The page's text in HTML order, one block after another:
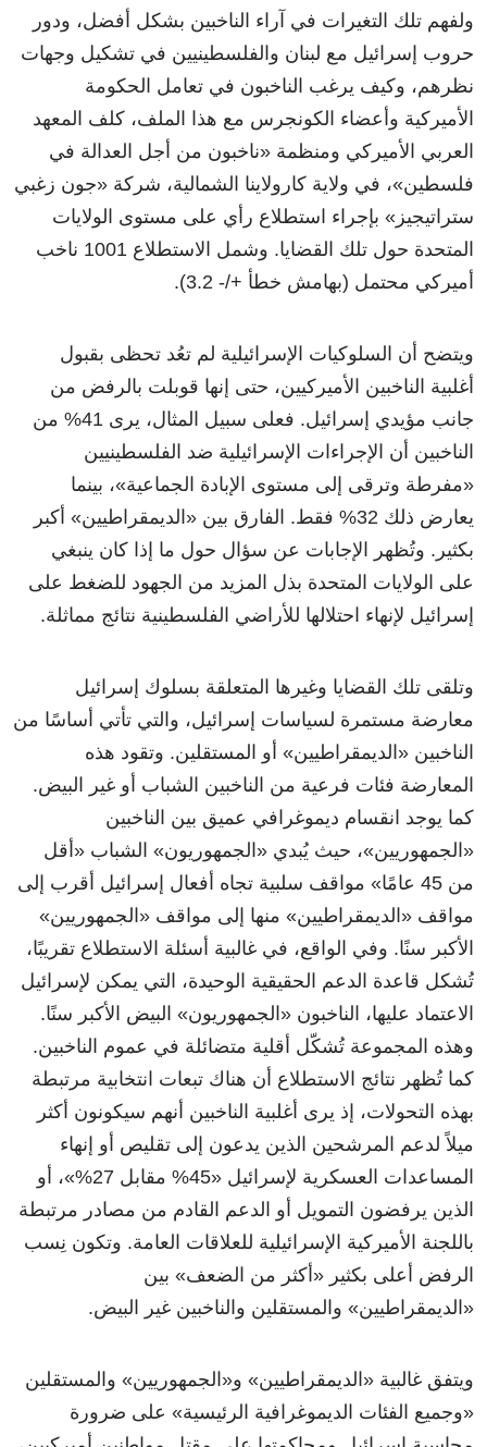
ولفهم تلك التغيرات في آراء الناخبين بشكل أفضل، ودور
حروب إسرائيل مع لبنان والفلسطينيين في تشكيل وجهات
نظرهم، وكيف يرغب الناخبون في تعامل الحكومة
الأميركية وأعضاء الكونجرس مع هذا الملف، كلف المعهد
العربي الأميركي ومنظمة «ناخبون من أجل العدالة في
فلسطين»، في ولاية كارولاينا الشمالية، شركة «جون زغبي
ستراتيجيز» بإجراء استطلاع رأي على مستوى الولايات
المتحدة حول تلك القضايا. وشمل الاستطلاع 1001 ناخب
أميركي محتمل (بهامش خطأ +/- 3.2).
ويتضح أن السلوكيات الإسرائيلية لم تعُد تحظى بقبول
أغلبية الناخبين الأميركيين، حتى إنها قوبلت بالرفض من
جانب مؤيدي إسرائيل. فعلى سبيل المثال، يرى 41% من
الناخبين أن الإجراءات الإسرائيلية ضد الفلسطينيين
«مفرطة وترقى إلى مستوى الإبادة الجماعية»، بينما
يعارض ذلك 32% فقط. الفارق بين «الديمقراطيين» أكبر
بكثير. وتُظهر الإجابات عن سؤال حول ما إذا كان ينبغي
على الولايات المتحدة بذل المزيد من الجهود للضغط على
إسرائيل لإنهاء احتلالها للأراضي الفلسطينية نتائج مماثلة.
وتلقى تلك القضايا وغيرها المتعلقة بسلوك إسرائيل
معارضة مستمرة لسياسات إسرائيل، والتي تأتي أساسًا من
الناخبين «الديمقراطيين» أو المستقلين. وتقود هذه
المعارضة فئات فرعية من الناخبين الشباب أو غير البيض.
كما يوجد انقسام ديموغرافي عميق بين الناخبين
«الجمهوريين»، حيث يُبدي «الجمهوريون» الشباب «أقل
من 45 عامًا» مواقف سلبية تجاه أفعال إسرائيل أقرب إلى
مواقف «الديمقراطيين» منها إلى مواقف «الجمهوريين»
الأكبر سنًا. وفي الواقع، في غالبية أسئلة الاستطلاع تقريبًا،
تُشكل قاعدة الدعم الحقيقية الوحيدة، التي يمكن لإسرائيل
الاعتماد عليها، الناخبون «الجمهوريون» البيض الأكبر سنًا.
وهذه المجموعة تُشكّل أقلية متضائلة في عموم الناخبين.
كما تُظهر نتائج الاستطلاع أن هناك تبعات انتخابية مرتبطة
بهذه التحولات، إذ يرى أغلبية الناخبين أنهم سيكونون أكثر
ميلاً لدعم المرشحين الذين يدعون إلى تقليص أو إنهاء
المساعدات العسكرية لإسرائيل «45% مقابل 27%»، أو
الذين يرفضون التمويل أو الدعم القادم من مصادر مرتبطة
باللجنة الأميركية الإسرائيلية للعلاقات العامة. وتكون نِسب
الرفض أعلى بكثير «أكثر من الضعف» بين
«الديمقراطيين» والمستقلين والناخبين غير البيض.
ويتفق غالبية «الديمقراطيين» و«الجمهوريين» والمستقلين
«وجميع الفئات الديموغرافية الرئيسية» على ضرورة